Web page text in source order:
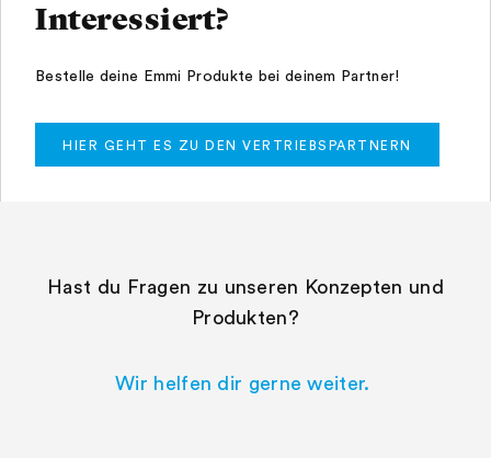
Interessiert?
Bestelle deine Emmi Produkte bei deinem Partner!
HIER GEHT ES ZU DEN VERTRIEBSPARTNERN
Hast du Fragen zu unseren Konzepten und
Produkten?
Wir helfen dir gerne weiter.